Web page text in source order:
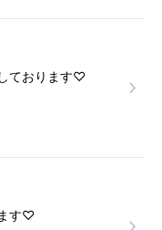
ております♡
す♡